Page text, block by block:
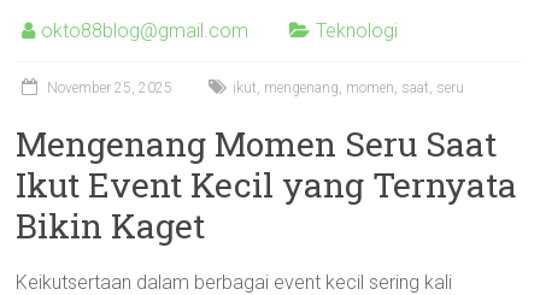
okto88blog@gmail.com Teknologi
November 25, 2025 ikut, mengenang, momen, saat, seru
Mengenang Momen Seru Saat
Ikut Event Kecil yang Ternyata
Bikin Kaget
Keikutsertaan dalam berbagai event kecil sering kali